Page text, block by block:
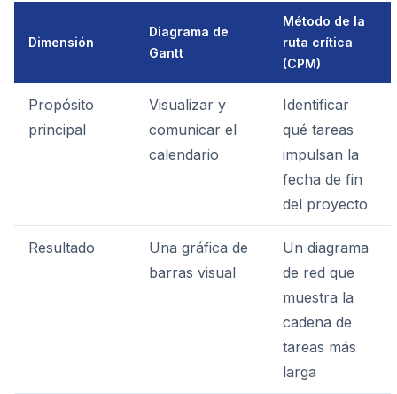
Dimensión
Diagrama de
Gantt
Método de la
ruta crítica
(CPM)
Propósito
principal
Visualizar y
comunicar el
calendario
Identificar
qué tareas
impulsan la
fecha de fin
del proyecto
Resultado
Una gráfica de
barras visual
Un diagrama
de red que
muestra la
cadena de
tareas más
larga